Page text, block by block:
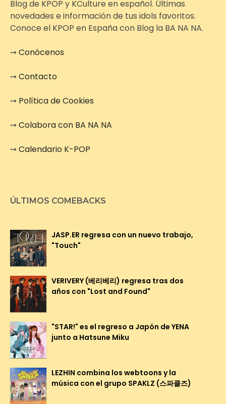
Blog de KPOP y KCulture en español. Últimas
novedades e información de tus idols favoritos.
Conoce el KPOP en España con Blog la BA NA NA.
➙Conócenos
➙Contacto
➙ Política de Cookies
➙Colabora con BA NA NA
➙Calendario K-POP
ÚLTIMOS COMEBACKS
JASP.ER regresa con un nuevo trabajo,
"Touch"
VERIVERY (베리베리) regresa tras dos
años con "Lost and Found"
"STAR!" es el regreso a Japón de YENA
junto a Hatsune Miku
LEZHIN combina los webtoons y la
música con el grupo SPAKLZ (스파클즈)